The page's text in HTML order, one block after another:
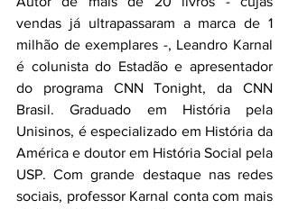
vendas já ultrapassaram a marca de 1
milhão de exemplares -, Leandro Karnal
é colunista do Estadão e apresentador
do programa CNN Tonight, da CNN
Brasil. Graduado em História pela
Unisinos, é especializado em História da
América e doutor em História Social pela
USP. Com grande destaque nas redes
sociais, professor Karnal conta com mais